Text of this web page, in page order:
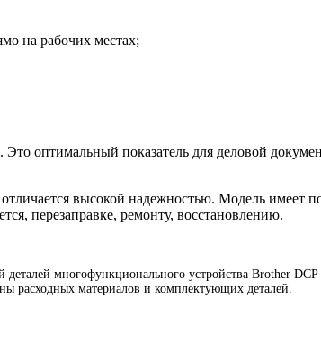
на рабочих местах;
оптимальный показатель для деловой
высокой надежностью. Модель имеет
перезаправке, ремонту, восстановлению.
многофункционального устройства Brother
расходных материалов и комплектующих деталей.